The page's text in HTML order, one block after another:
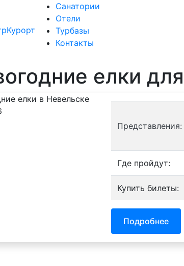
Санатории
Отели
Турбазы
Контакты
елки
Представления:
Где пройдут:
Купить билеты:
Подробнее